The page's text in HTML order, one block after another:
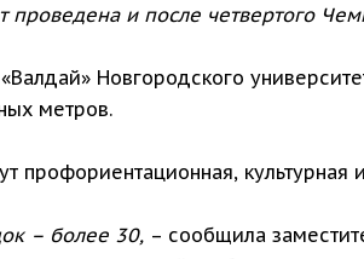
проведена и после четвертого
Новгородского
метров.
культурная
– более 30, – сообщила